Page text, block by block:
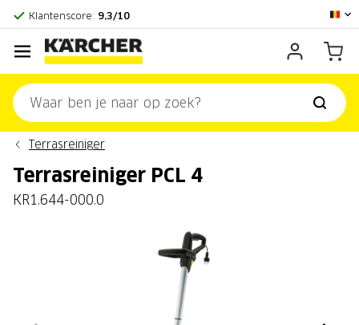
Klantenscore: 9,3/10
Terrasreiniger
Terrasreiniger PCL 4
KR1.644-000.0